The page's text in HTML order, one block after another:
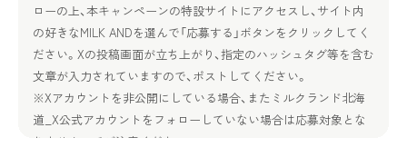
ローの上、本キャンペーンの特設サイトにアクセスし、サイト内
の好きなMILK ANDを選んで「応募する」ボタンをクリックしてく
ださい。Xの投稿画面が立ち上がり、指定のハッシュタグ等を含む
文章が入力されていますので、ポストしてください。
※Xアカウントを非公開にしている場合、またミルクランド北海
道_X公式アカウントをフォローしていない場合は応募対象とな
りませんのでご注意ください。